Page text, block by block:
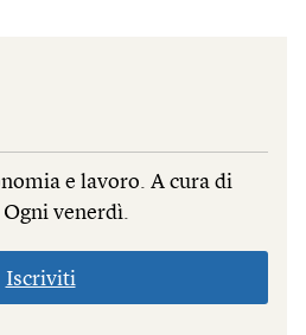
e lavoro. A cura di
venerdì.
Iscriviti